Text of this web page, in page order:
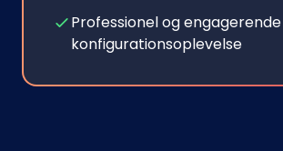
Professionel og engagerende
konfigurationsoplevelse